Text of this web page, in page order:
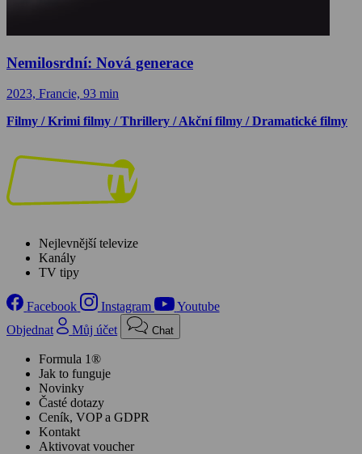
Nemilosrdní: Nová generace
2023, Francie, 93 min
Filmy / Krimi filmy / Thrillery / Akční filmy / Dramatické filmy
Nejlevnější televize
Kanály
TV tipy
Facebook Instagram
Youtube
Objednat
Můj účet Chat
Formula 1®
Jak to funguje
Novinky
Časté dotazy
Ceník, VOP a GDPR
Kontakt
Aktivovat voucher